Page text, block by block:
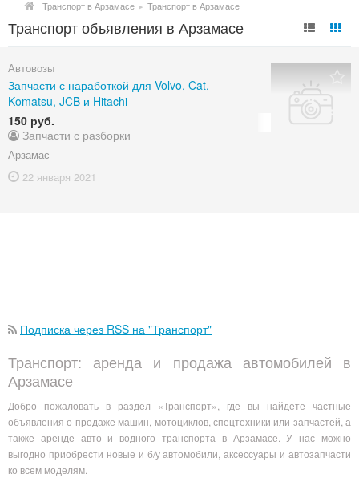
Транспорт в Арзамасе ▸ Транспорт в Арзамасе
Транспорт объявления в Арзамасе
Автовозы
Запчасти с наработкой для Volvo, Cat,
Komatsu, JCB и Hitachi
150 руб.
Запчасти с разборки
Арзамас
22 января 2021
Подписка через RSS на "Транспорт"
Транспорт: аренда и продажа автомобилей в
Арзамасе
Добро пожаловать в раздел «Транспорт», где вы найдете частные
объявления о продаже машин, мотоциклов, спецтехники или запчастей, а
также аренде авто и водного транспорта в Арзамасе. У нас можно
выгодно приобрести новые и б/у автомобили, аксессуары и автозапчасти
ко всем моделям.